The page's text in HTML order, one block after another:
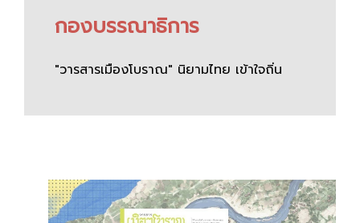
กองบรรณาธิการ
"วารสารเมืองโบราณ" นิยามไทย เข้าใจถิ่น